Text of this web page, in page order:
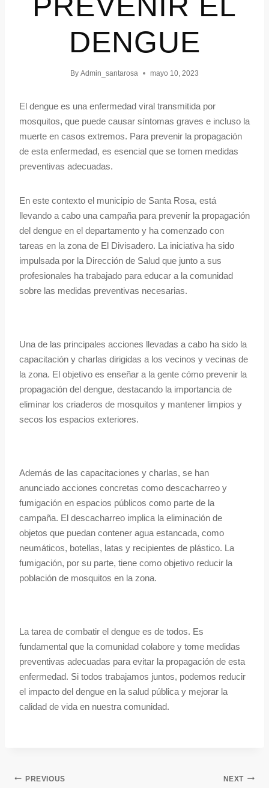
DENGUE
By Admin_santarosa mayo 10, 2023
El dengue es una enfermedad viral transmitida por
mosquitos, que puede causar síntomas graves e incluso la
muerte en casos extremos. Para prevenir la propagación
de esta enfermedad, es esencial que se tomen medidas
preventivas adecuadas.
En este contexto el municipio de Santa Rosa, está
llevando a cabo una campaña para prevenir la propagación
del dengue en el departamento y ha comenzado con
tareas en la zona de El Divisadero. La iniciativa ha sido
impulsada por la Dirección de Salud que junto a sus
profesionales ha trabajado para educar a la comunidad
sobre las medidas preventivas necesarias.
Una de las principales acciones llevadas a cabo ha sido la
capacitación y charlas dirigidas a los vecinos y vecinas de
la zona. El objetivo es enseñar a la gente cómo prevenir la
propagación del dengue, destacando la importancia de
eliminar los criaderos de mosquitos y mantener limpios y
secos los espacios exteriores.
Además de las capacitaciones y charlas, se han
anunciado acciones concretas como descacharreo y
fumigación en espacios públicos como parte de la
campaña. El descacharreo implica la eliminación de
objetos que puedan contener agua estancada, como
neumáticos, botellas, latas y recipientes de plástico. La
fumigación, por su parte, tiene como objetivo reducir la
población de mosquitos en la zona.
La tarea de combatir el dengue es de todos. Es
fundamental que la comunidad colabore y tome medidas
preventivas adecuadas para evitar la propagación de esta
enfermedad. Si todos trabajamos juntos, podemos reducir
el impacto del dengue en la salud pública y mejorar la
calidad de vida en nuestra comunidad.
PREVIOUS NEXT